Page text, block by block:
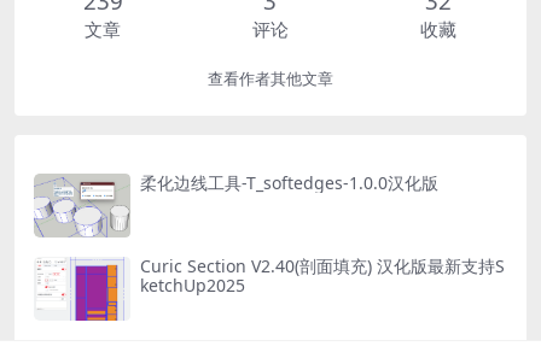
文章 评论 收藏
查看作者其他文章
柔化边线工具-T_softedges-1.0.0汉化版
Curic Section V2.40(剖面填充) 汉化版最新支持S
ketchUp2025